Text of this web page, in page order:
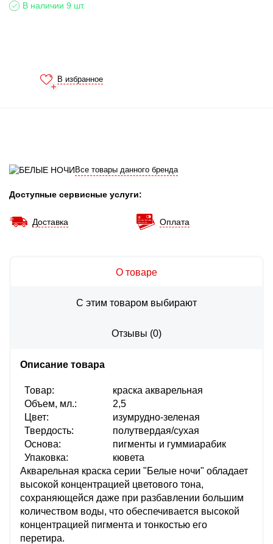
В наличии 9 шт.
В избранное
Все товары данного бренда
Доступные сервисные услуги:
Доставка Оплата
О товаре
С этим товаром выбирают
Отзывы (0)
Описание товара
Товар:
краска акварельная
Объем, мл.:
2,5
Цвет:
изумрудно-зеленая
Твердость:
полутвердая/сухая
Основа:
пигменты и гуммиарабик
Упаковка:
кювета
Акварельная краска серии "Белые ночи" обладает
высокой концентрацией цветового тона,
сохраняющейся даже при разбавлении большим
количеством воды, что обеспечивается высокой
концентрацией пигмента и тонкостью его
перетира.